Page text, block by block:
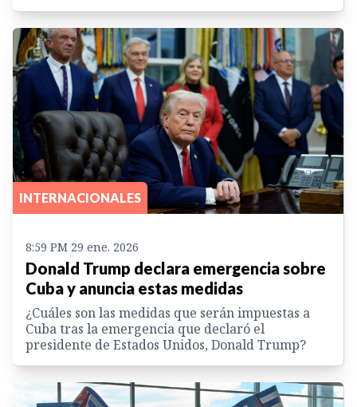
INTERNACIONALES
8:59 PM 29 ene. 2026
Donald Trump declara emergencia sobre
Cuba y anuncia estas medidas
¿Cuáles son las medidas que serán impuestas a
Cuba tras la emergencia que declaró el
presidente de Estados Unidos, Donald Trump?